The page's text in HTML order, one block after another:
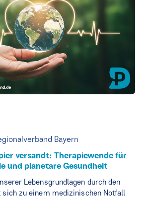
Bayern
versandt: Therapiewende für
und planetare Gesundheit
Lebensgrundlagen durch den
sich zu einem medizinischen Notfall